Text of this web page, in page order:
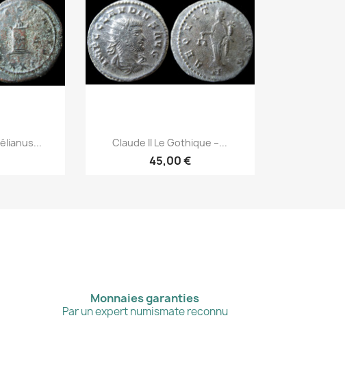
Aperçu rapide
Claude II Le Gothique –...
45,00 €
Monnaies garanties
Par un expert numismate reconnu